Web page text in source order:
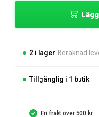
Portabel
mängd
2 i lager Beräknad
Tillgänglig i 1 butik
Fri frakt över 500 kr